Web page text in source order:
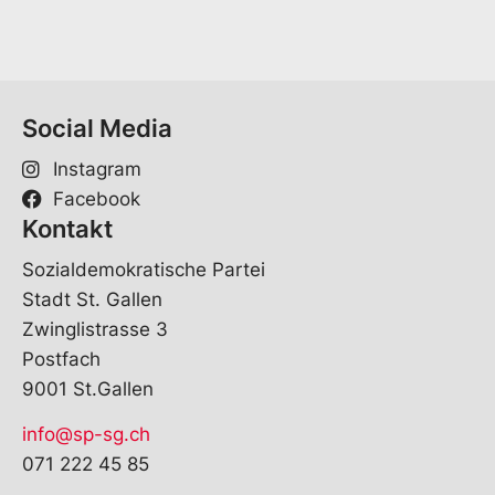
Social Media
Instagram
Facebook
Kontakt
Sozialdemokratische Partei
Stadt St. Gallen
Zwinglistrasse 3
Postfach
9001 St.Gallen
info@sp-sg.ch
071 222 45 85